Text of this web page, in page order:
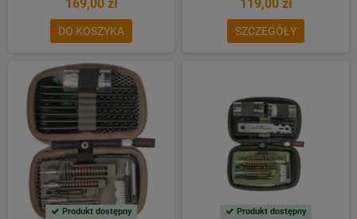
169,00 zł
DO KOSZYKA
119,00 zł
SZCZEGÓŁY
Produkt dostępny Produkt dostępny